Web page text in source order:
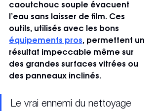
caoutchouc souple évacuent
l’eau sans laisser de film. Ces
outils, utilisés avec les bons
équipements pros, permettent un
résultat impeccable même sur
des grandes surfaces vitrées ou
des panneaux inclinés.
Le vrai ennemi du nettoyage